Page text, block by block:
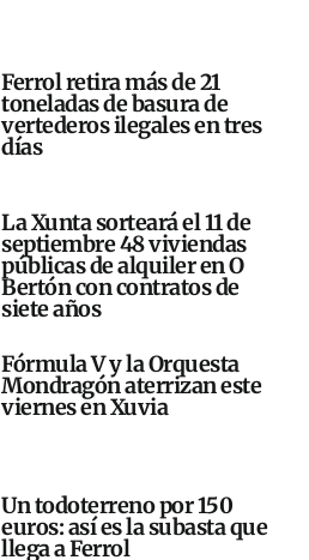
Ferrol retira más de 21
toneladas de basura de
vertederos ilegales en tres
días
La Xunta sorteará el 11 de
septiembre 48 viviendas
públicas de alquiler en O
Bertón con contratos de
siete años
Fórmula V y la Orquesta
Mondragón aterrizan este
viernes en Xuvia
Un todoterreno por 150
euros: así es la subasta que
llega a Ferrol